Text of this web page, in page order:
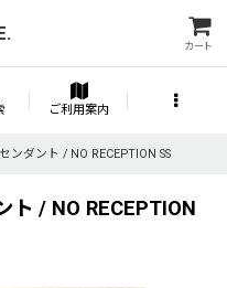
カート
ご利用案内
ンダント / NO RECEPTION SS
ト / NO RECEPTION